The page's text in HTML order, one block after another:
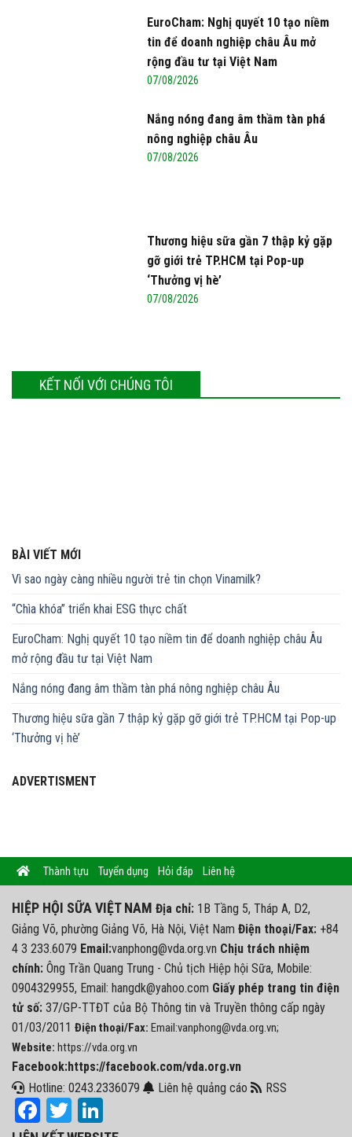
EuroCham: Nghị quyết 10 tạo niềm
tin để doanh nghiệp châu Âu mở
rộng đầu tư tại Việt Nam
07/08/2026
Nắng nóng đang âm thầm tàn phá
nông nghiệp châu Âu
07/08/2026
Thương hiệu sữa gần 7 thập kỷ gặp
gỡ giới trẻ TP.HCM tại Pop-up
‘Thưởng vị hè’
07/08/2026
KẾT NỐI VỚI CHÚNG TÔI
BÀI VIẾT MỚI
Vì sao ngày càng nhiều người trẻ tin chọn Vinamilk?
“Chìa khóa” triển khai ESG thực chất
EuroCham: Nghị quyết 10 tạo niềm tin để doanh nghiệp châu Âu
mở rộng đầu tư tại Việt Nam
Nắng nóng đang âm thầm tàn phá nông nghiệp châu Âu
Thương hiệu sữa gần 7 thập kỷ gặp gỡ giới trẻ TP.HCM tại Pop-up
‘Thưởng vị hè’
ADVERTISMENT
Thành tựu Tuyển dụng Hỏi đáp Liên hệ
HIỆP HỘI SỮA VIỆT NAM Địa chỉ: 1B Tầng 5, Tháp A, D2,
Giảng Võ, phường Giảng Võ, Hà Nội, Việt Nam Điện thoại/Fax: +84
4 3 233.6079 Email:vanphong@vda.org.vn Chịu trách nhiệm
chính: Ông Trần Quang Trung - Chủ tịch Hiệp hội Sữa, Mobile:
0904329955, Email: hangdk@yahoo.com Giấy phép trang tin điện
tử số: 37/GP-TTĐT của Bộ Thông tin và Truyền thông cấp ngày
01/03/2011 Điện thoại/Fax: Email:vanphong@vda.org.vn;
Website: https://vda.org.vn
Facebook:https://facebook.com/vda.org.vn
Hotline: 0243.2336079
Liên hệ quảng cáo RSS
Facebook
Twitter